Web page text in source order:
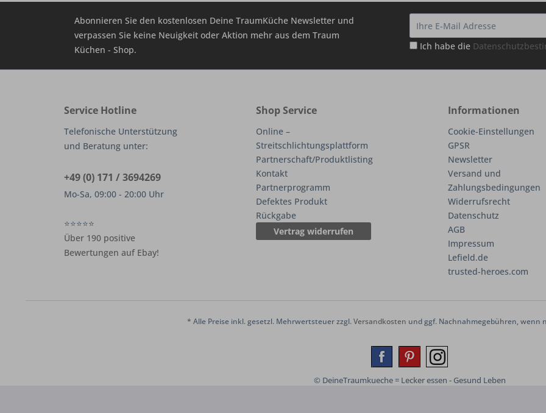
Abonnieren Sie den kostenlosen Deine TraumKüche Newsletter und
verpassen Sie keine Neuigkeit oder Aktion mehr aus dem Traum
Küchen - Shop.
Ich habe die
Service Hotline
Telefonische Unterstützung
und Beratung unter:
+49 (0) 171 / 3694269
Mo-Sa, 09:00 - 20:00 Uhr
⭐⭐⭐⭐⭐
Über 190 positive
Bewertungen auf Ebay!
Shop Service
Online –
Streitschlichtungsplattform
Partnerschaft/Produktlisting
Kontakt
Partnerprogramm
Defektes Produkt
Rückgabe
Vertrag widerrufen
Informationen
Cookie-Einstellungen
GPSR
Newsletter
Versand und
Zahlungsbedingungen
Widerrufsrecht
Datenschutz
AGB
Impressum
Lefield.de
trusted-heroes.com
* Alle Preise inkl. gesetzl. Mehrwertsteuer zzgl.Versandkosten und ggf. Nachnahmegebühren, wenn
© DeineTraumkueche = Lecker essen - Gesund Leben